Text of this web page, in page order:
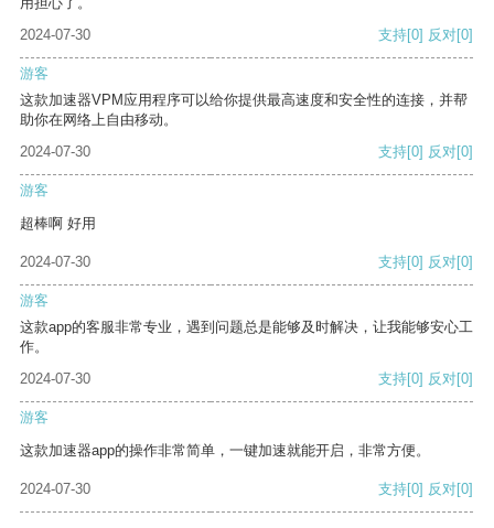
2024-07-30
支持[0] 反对[0]
游客
这款加速器VPM应用程序可以给你提供最高速度和安全性的连接，并帮
助你在网络上自由移动。
2024-07-30
支持[0] 反对[0]
游客
超棒啊 好用
2024-07-30 支持[0] 反对[0]
游客
这款app的客服非常专业，遇到问题总是能够及时解决，让我能够安心工
作。
2024-07-30
支持[0] 反对[0]
游客
这款加速器app的操作非常简单，一键加速就能开启，非常方便。
2024-07-30 支持[0] 反对[0]